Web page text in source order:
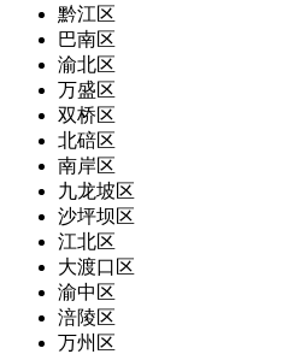
黔江区
巴南区
渝北区
万盛区
双桥区
北碚区
南岸区
九龙坡区
沙坪坝区
江北区
大渡口区
渝中区
涪陵区
万州区